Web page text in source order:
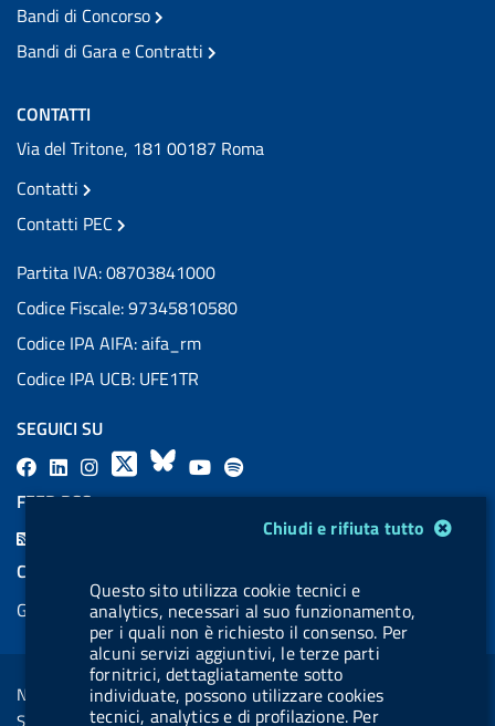
Chiudi e rifiuta tutto
Questo sito utilizza cookie tecnici e
analytics, necessari al suo funzionamento,
per i quali non è richiesto il consenso. Per
alcuni servizi aggiuntivi, le terze parti
fornitrici, dettagliatamente sotto
individuate, possono utilizzare cookies
tecnici, analytics e di profilazione. Per
Bandi di Concorso
Bandi di Gara e Contratti
CONTATTI
Via del Tritone, 181 00187 Roma
Contatti
Contatti PEC
Partita IVA: 08703841000
Codice Fiscale: 97345810580
Codice IPA AIFA: aifa_rm
Codice IPA UCB: UFE1TR
SEGUICI SU
F
a
L
i
a
l
.
b
u
t
X
B
l
s
k
y
Y
o
u
b
e
l
a
l
.
b
u
t
FEED RSS
COOKIES
Gestione cookie
Sezione Link Utili
Note legali